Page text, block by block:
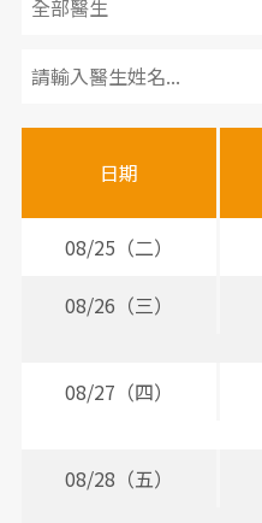
診
醫
時
日期
08/25（二）
08/26（三）
08/27（四）
08/28（五）